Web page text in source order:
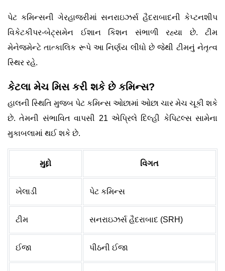
પેટ કમિન્સની ગેરહાજરીમાં સનરાઇઝર્સ હૈદરાબાદની કેપ્ટનશીપ
વિકેટકીપર-બેટ્સમેન ઈશાન કિશન સંભાળી રહ્યા છે. ટીમ
મેનેજમેન્ટે તાત્કાલિક રૂપે આ નિર્ણય લીધો છે જેથી ટીમનું નેતૃત્વ
સ્થિર રહે.
કેટલા મેચ મિસ કરી શકે છે કમિન્સ?
હાલની સ્થિતિ મુજબ પેટ કમિન્સ ઓછામાં ઓછા ચાર મેચ ચૂકી શકે
છે. તેમની સંભાવિત વાપસી 21 એપ્રિલે દિલ્હી કેપિટલ્સ સામેના
મુકાબલામાં થઈ શકે છે.
મુદ્દો વિગત
ખેલાડી પેટ કમિન્સ
ટીમ સનરાઇઝર્સ હૈદરાબાદ (SRH)
ઈજા પીઠની ઈજા